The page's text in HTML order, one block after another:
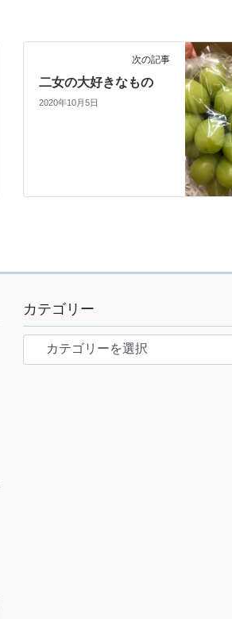
次の記事
二女の大好きなもの
2020年10月5日
カテゴリー
テ